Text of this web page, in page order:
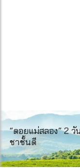
“ดอยแม่สลอง” 2
ชาชั้นดี